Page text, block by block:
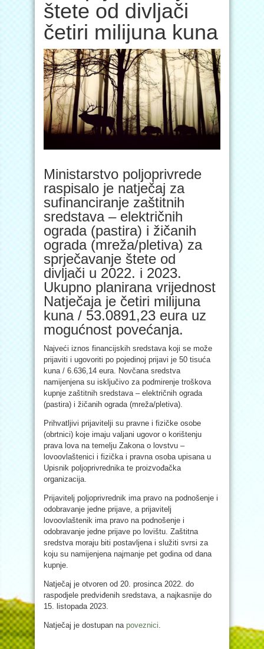
štete od divljači
četiri milijuna kuna
Ministarstvo poljoprivrede
raspisalo je natječaj za
sufinanciranje zaštitnih
sredstava – električnih
ograda (pastira) i žičanih
ograda (mreža/pletiva) za
sprječavanje štete od
divljači u 2022. i 2023.
Ukupno planirana vrijednost
Natječaja je četiri milijuna
kuna / 53.0891,23 eura uz
mogućnost povećanja.
Najveći iznos financijskih sredstava koji se može
prijaviti i ugovoriti po pojedinoj prijavi je 50 tisuća
kuna / 6.636,14 eura. Novčana sredstva
namijenjena su isključivo za podmirenje troškova
kupnje zaštitnih sredstava – električnih ograda
(pastira) i žičanih ograda (mreža/pletiva).
Prihvatljivi prijavitelji su pravne i fizičke osobe
(obrtnici) koje imaju valjani ugovor o korištenju
prava lova na temelju Zakona o lovstvu –
lovoovlaštenici i fizička i pravna osoba upisana u
Upisnik poljoprivrednika te proizvođačka
organizacija.
Prijavitelj poljoprivrednik ima pravo na podnošenje i
odobravanje jedne prijave, a prijavitelj
lovoovlaštenik ima pravo na podnošenje i
odobravanje jedne prijave po lovištu. Zaštitna
sredstva moraju biti postavljena i služiti svrsi za
koju su namijenjena najmanje pet godina od dana
kupnje.
Natječaj je otvoren od 20. prosinca 2022. do
raspodjele predviđenih sredstava, a najkasnije do
15. listopada 2023.
Natječaj je dostupan na poveznici